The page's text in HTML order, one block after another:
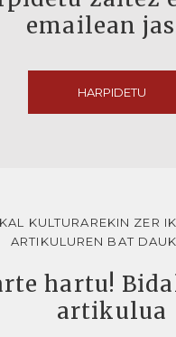
emailean
HARPIDETU
KULTURAREKIN ZER
ARTIKULUREN BAT
hartu!
artikulua